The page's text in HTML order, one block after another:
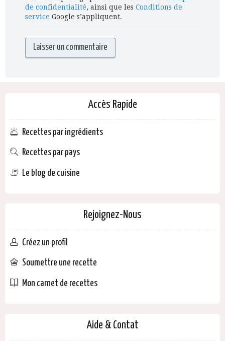
de confidentialité, ainsi que les Conditions de
service Google s’appliquent.
Accès Rapide
Recettes par ingrédients
Recettes par pays
Le blog de cuisine
Rejoignez-Nous
Créez un profil
Soumettre une recette
Mon carnet de recettes
Aide & Contat